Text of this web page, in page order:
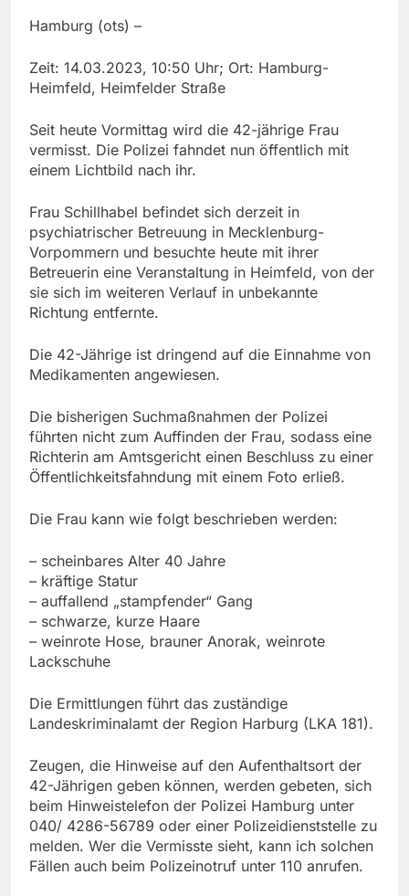
Hamburg (ots) –
Zeit: 14.03.2023, 10:50 Uhr; Ort: Hamburg-
Heimfeld, Heimfelder Straße
Seit heute Vormittag wird die 42-jährige Frau
vermisst. Die Polizei fahndet nun öffentlich mit
einem Lichtbild nach ihr.
Frau Schillhabel befindet sich derzeit in
psychiatrischer Betreuung in Mecklenburg-
Vorpommern und besuchte heute mit ihrer
Betreuerin eine Veranstaltung in Heimfeld, von der
sie sich im weiteren Verlauf in unbekannte
Richtung entfernte.
Die 42-Jährige ist dringend auf die Einnahme von
Medikamenten angewiesen.
Die bisherigen Suchmaßnahmen der Polizei
führten nicht zum Auffinden der Frau, sodass eine
Richterin am Amtsgericht einen Beschluss zu einer
Öffentlichkeitsfahndung mit einem Foto erließ.
Die Frau kann wie folgt beschrieben werden:
– scheinbares Alter 40 Jahre
– kräftige Statur
– auffallend „stampfender“ Gang
– schwarze, kurze Haare
– weinrote Hose, brauner Anorak, weinrote
Lackschuhe
Die Ermittlungen führt das zuständige
Landeskriminalamt der Region Harburg (LKA 181).
Zeugen, die Hinweise auf den Aufenthaltsort der
42-Jährigen geben können, werden gebeten, sich
beim Hinweistelefon der Polizei Hamburg unter
040/ 4286-56789 oder einer Polizeidienststelle zu
melden. Wer die Vermisste sieht, kann ich solchen
Fällen auch beim Polizeinotruf unter 110 anrufen.